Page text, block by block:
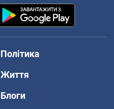
Політика
Життя
Блоги